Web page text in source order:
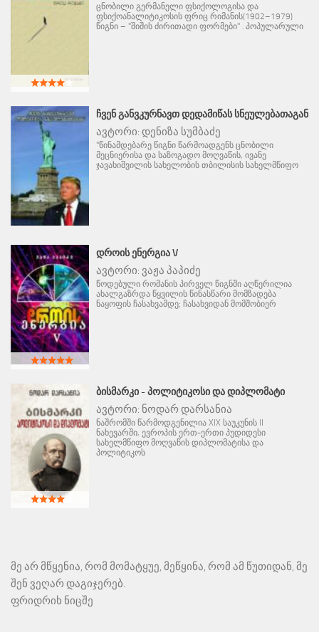
ცნობილი გერმანელი ფსიქოლოგისა და
ფსიქოანალიტიკოსის ფრიც რიმანის(1902–1979)
წიგნი – "შიშის ძირითადი ფორმები" . პოპულარული
ᲩᲕᲔᲜ ᲒᲐᲜᲕᲙᲣᲠᲜᲐᲕᲗ ᲓᲔᲓᲐᲛᲘᲬᲐᲡ ᲡᲜᲔᲣᲚᲔᲑᲐᲗᲐᲒᲐᲜ
ავტორი: დენიზა სუმბაძე
"წინამდებარე წიგნი წარმოადგენს ცნობილი
მეცნიერისა და საზოგადო მოღვაწის, ივანე
ჯავახიშვილის სახელობის თბილისის სახელმწიფო
ᲓᲠᲝᲘᲡ ᲔᲜᲔᲠᲒᲘᲐ V
ავტორი: ვაჟა პაპიძე
წოდებული რომანის პირველ წიგნში აღწერილია
ახალგაზრდა წყვილის წინასწარი მომზადება
ნაყოფის ჩასახვამდე; ჩასახვიდან მომშობიერ
ᲑᲘᲡᲛᲐᲠᲙᲘ - ᲞᲝᲚᲘᲢᲘᲙᲝᲡᲘ ᲓᲐ ᲓᲘᲞᲚᲝᲛᲐᲢᲘ
ავტორი: ნოდარ დარსანია
ნაშრომში წარმოდგენილია XIX საუკუნის II
ნახევარში, ევროპის ერთ-ერთი პუდიდესი
სახელმწიფო მოღვაწის დიპლომატისა და
პოლიტიკოს
მე არ მწყენია, რომ მომატყუე, მეწყინა, რომ ამ წუთიდან, მე
შენ ვეღარ დაგიჯერებ.
ფრიდრიხ ნიცშე